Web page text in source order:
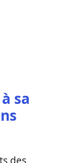
sa
des